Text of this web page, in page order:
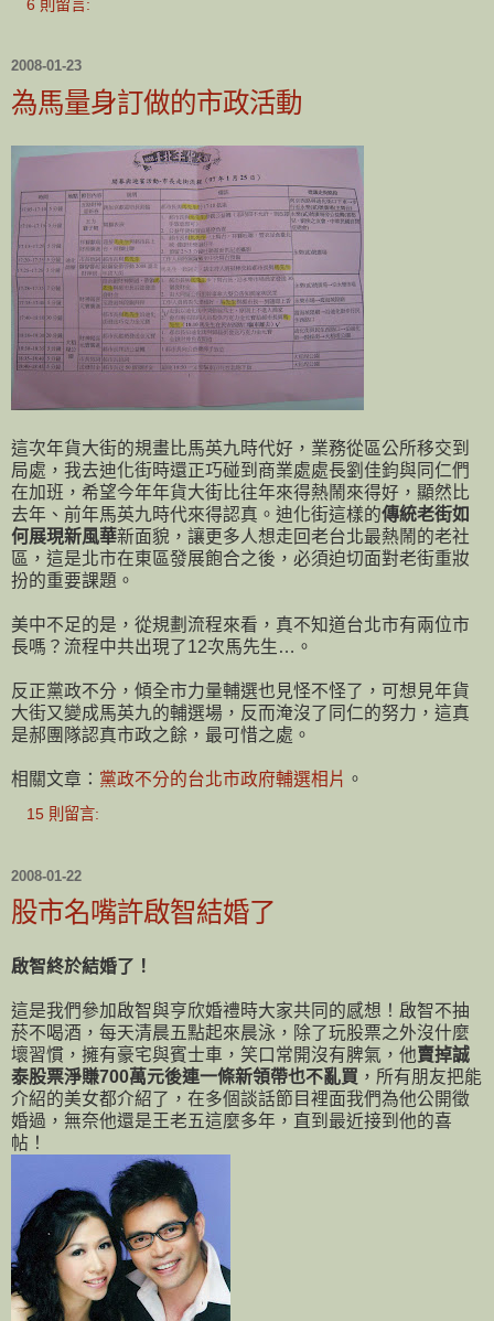
6 則留言:
2008-01-23
為馬量身訂做的市政活動
這次年貨大街的規畫比馬英九時代好，業務從區公所移交到
局處，我去迪化街時還正巧碰到商業處處長劉佳鈞與同仁們
在加班，希望今年年貨大街比往年來得熱鬧來得好，顯然比
去年、前年馬英九時代來得認真。迪化街這樣的傳統老街如
何展現新風華新面貌，讓更多人想走回老台北最熱鬧的老社
區，這是北市在東區發展飽合之後，必須迫切面對老街重妝
扮的重要課題。
美中不足的是，從規劃流程來看，真不知道台北市有兩位市
長嗎？流程中共出現了12次馬先生…。
反正黨政不分，傾全市力量輔選也見怪不怪了，可想見年貨
大街又變成馬英九的輔選場，反而淹沒了同仁的努力，這真
是郝團隊認真市政之餘，最可惜之處。
相關文章： 黨政不分的台北市政府輔選相片 。
15 則留言:
2008-01-22
股市名嘴許啟智結婚了
啟智終於結婚了！
這是我們參加啟智與亨欣婚禮時大家共同的感想！啟智不抽
菸不喝酒，每天清晨五點起來晨泳，除了玩股票之外沒什麼
壞習慣，擁有豪宅與賓士車，笑口常開沒有脾氣，他賣掉誠
泰股票淨賺700萬元後連一條新領帶也不亂買 ，所有朋友把能
介紹的美女都介紹了，在多個談話節目裡面我們為他公開徵
婚過，無奈他還是王老五這麼多年，直到最近接到他的喜
帖！